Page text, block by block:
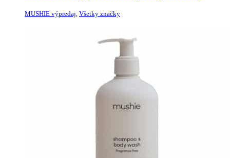
MUSHIE výpredaj Všetky značky